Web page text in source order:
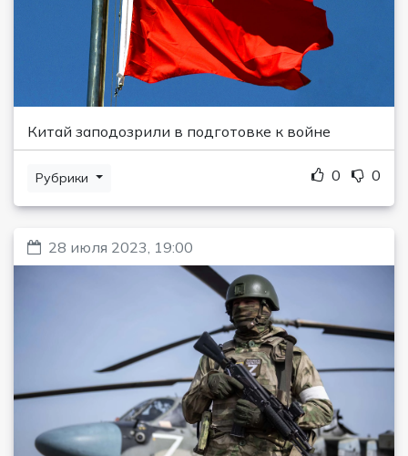
Китай заподозрили в подготовке к войне
Рубрики 0 0
28 июля 2023, 19:00